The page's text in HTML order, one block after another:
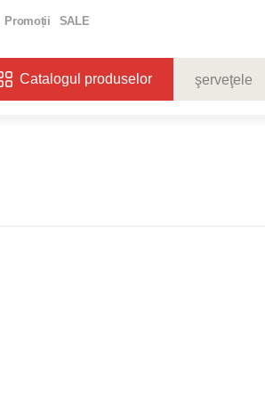
Promoții SALE
Catalogul produselor